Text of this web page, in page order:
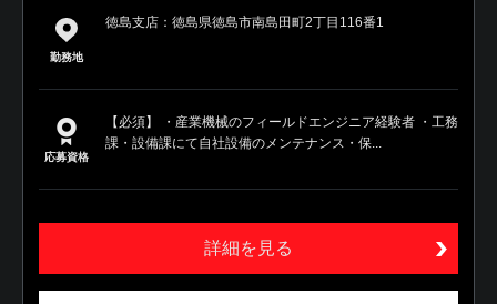
勤務地
徳島支店：徳島県徳島市南島田町2丁目116番1
応募資格
【必須】 ・産業機械のフィールドエンジニア経験者 ・工務
課・設備課にて自社設備のメンテナンス・保...
詳細を見る